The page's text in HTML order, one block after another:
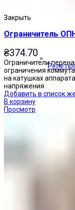
Реле
Закрыть
Ограничитель
₴374.70
Ограничители
ограничения
на катушках
напряжения
Добавить в список
В корзину
Просмотр